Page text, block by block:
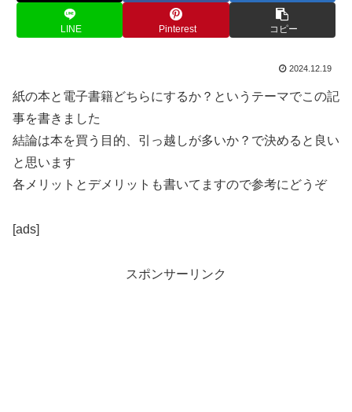
LINE Pinterest コピー
2024.12.19
紙の本と電子書籍どちらにするか？というテーマでこの記
事を書きました
結論は本を買う目的、引っ越しが多いか？で決めると良い
と思います
各メリットとデメリットも書いてますので参考にどうぞ
[ads]
スポンサーリンク